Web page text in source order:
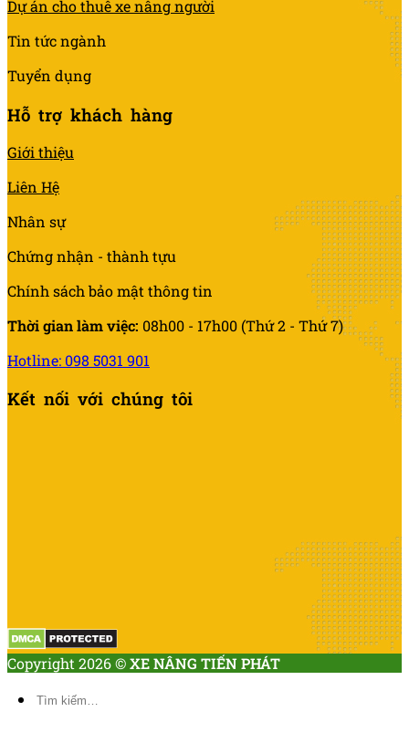
Dự án cho thuê xe nâng người
Tin tức ngành
Tuyển dụng
Hỗ trợ khách hàng
Giới thiệu
Liên Hệ
Nhân sự
Chứng nhận - thành tựu
Chính sách bảo mật thông tin
Thời gian làm việc: 08h00 - 17h00 (Thứ 2 - Thứ 7)
Hotline: 098 5031 901
Kết nối với chúng tôi
Copyright 2026 ©XE NÂNG TIẾN PHÁT
Tìm